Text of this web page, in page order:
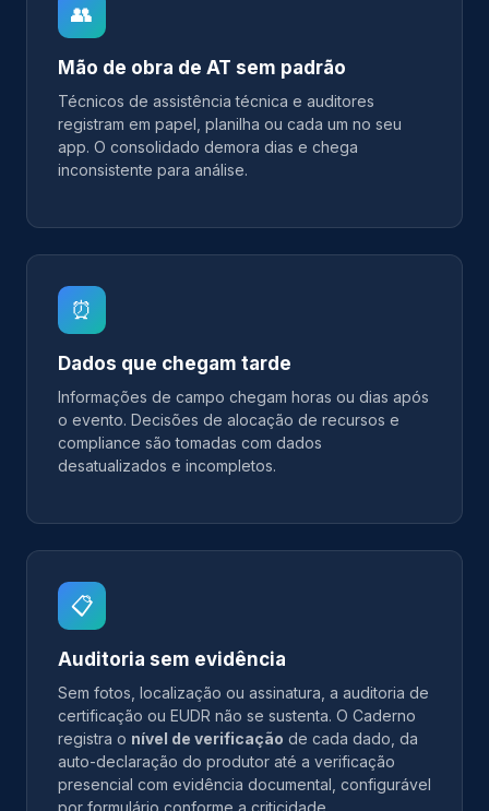
👥
Mão de obra de AT sem padrão
Técnicos de assistência técnica e auditores
registram em papel, planilha ou cada um no seu
app. O consolidado demora dias e chega
inconsistente para análise.
⏰
Dados que chegam tarde
Informações de campo chegam horas ou dias após
o evento. Decisões de alocação de recursos e
compliance são tomadas com dados
desatualizados e incompletos.
📋
Auditoria sem evidência
Sem fotos, localização ou assinatura, a auditoria de
certificação ou EUDR não se sustenta. O Caderno
registra o nível de verificação de cada dado, da
auto-declaração do produtor até a verificação
presencial com evidência documental, configurável
por formulário conforme a criticidade.